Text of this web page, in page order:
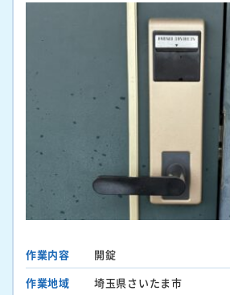
作業内容
開錠
作業地域
埼玉県さいたま市